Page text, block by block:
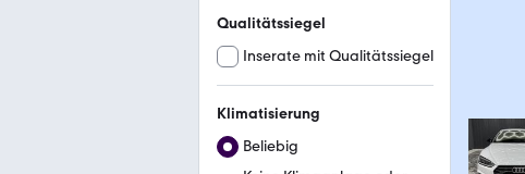
Qualitätssiegel
Inserate mit Qualitätssiegel
Klimatisierung
Beliebig